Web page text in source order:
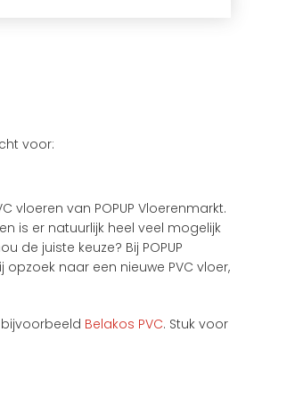
voor:
van POPUP Vloerenmarkt.
is er natuurlijk heel veel mogelijk
de juiste keuze? Bij POPUP
opzoek naar een nieuwe PVC vloer,
Belakos PVC. Stuk voor